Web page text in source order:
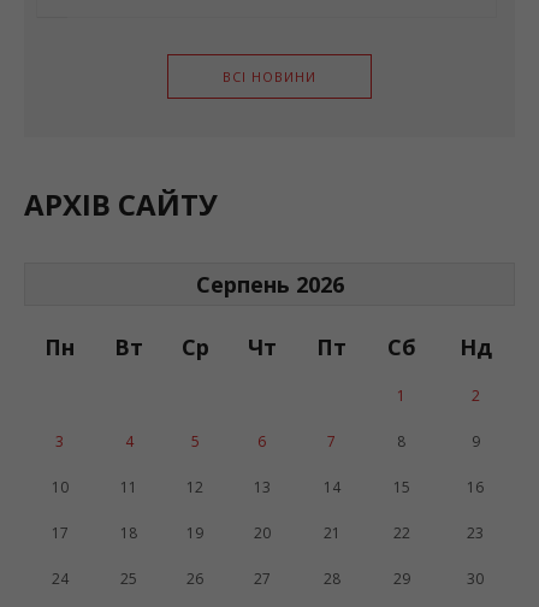
ВСІ НОВИНИ
АРХІВ САЙТУ
Серпень 2026
Пн Вт Ср Чт Пт Сб Нд
1 2
3 4 5 6 7 8 9
10 11 12 13 14 15 16
17 18 19 20 21 22 23
24 25 26 27 28 29 30